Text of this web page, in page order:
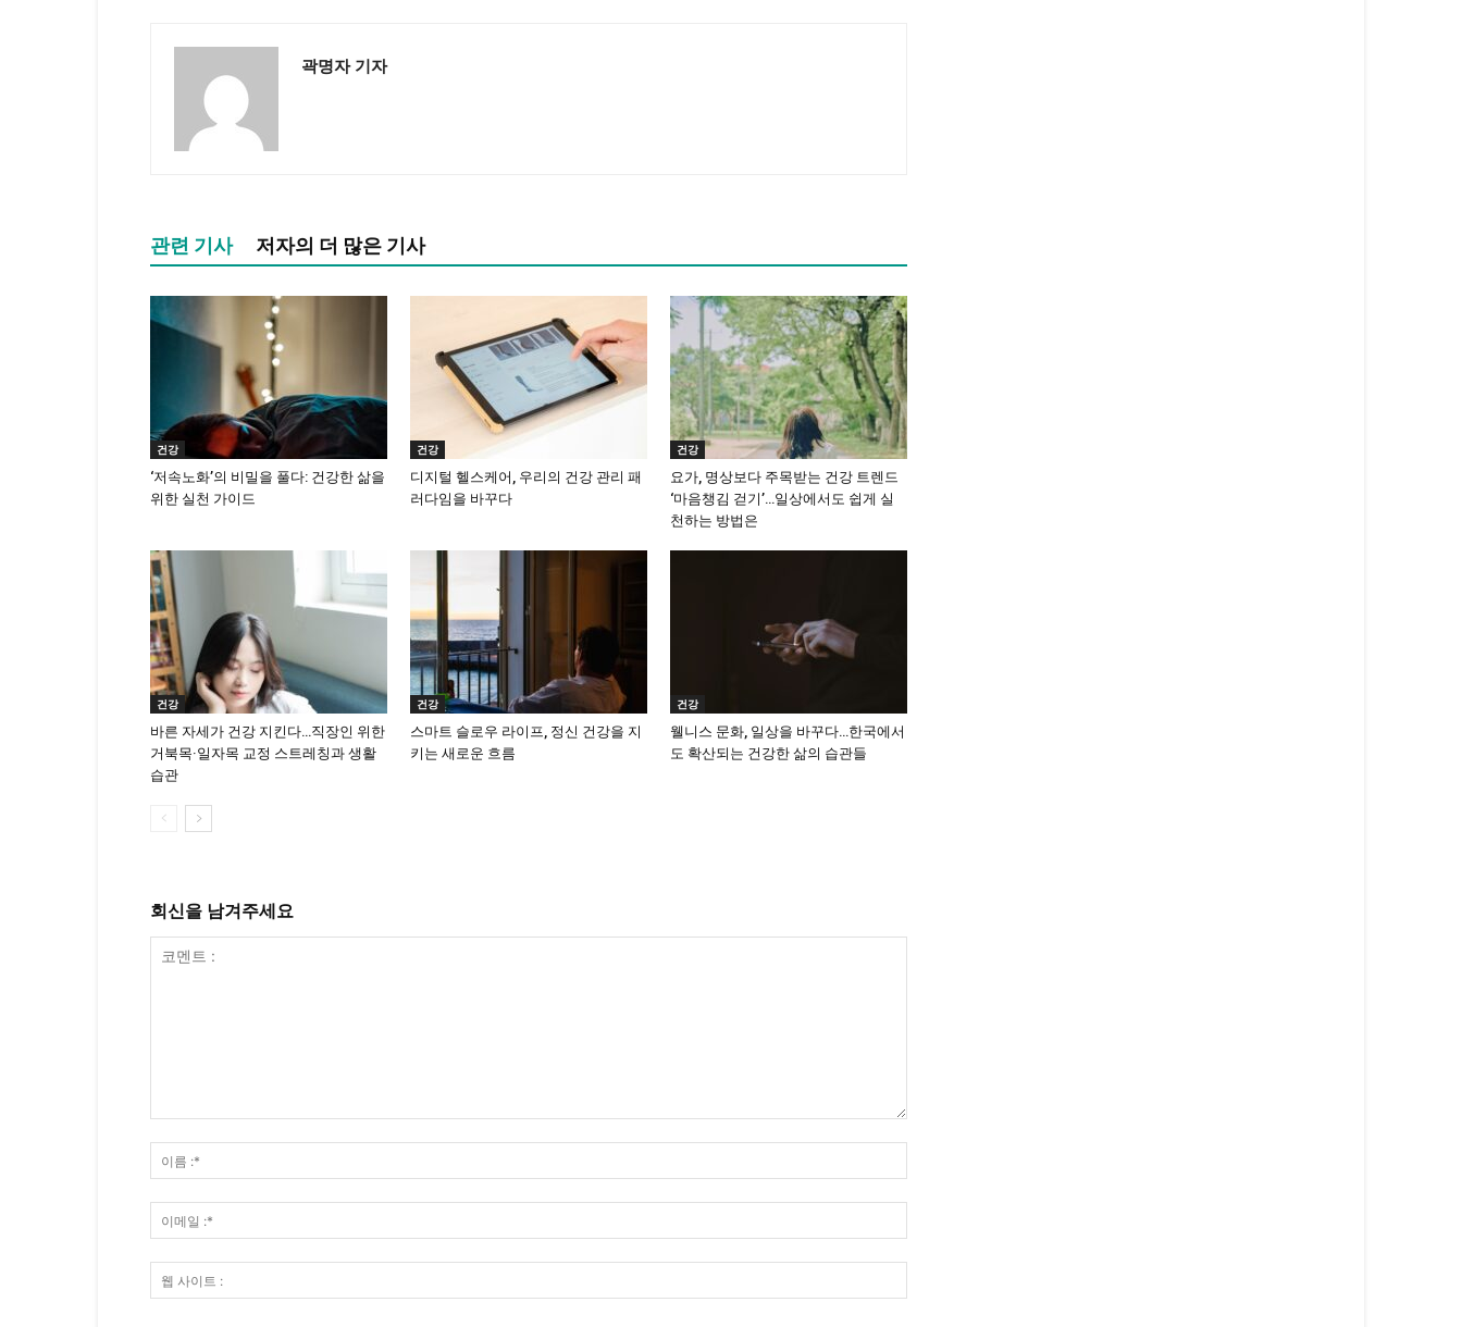
곽명자 기자
관련 기사 저자의 더 많은 기사
건강
‘저속노화’의 비밀을 풀다: 건강한 삶을
위한 실천 가이드
건강
디지털 헬스케어, 우리의 건강 관리 패
러다임을 바꾸다
건강
요가, 명상보다 주목받는 건강 트렌드
‘마음챙김 걷기’…일상에서도 쉽게 실
천하는 방법은
건강
바른 자세가 건강 지킨다…직장인 위한
거북목·일자목 교정 스트레칭과 생활
습관
건강
스마트 슬로우 라이프, 정신 건강을 지
키는 새로운 흐름
건강
웰니스 문화, 일상을 바꾸다…한국에서
도 확산되는 건강한 삶의 습관들
회신을 남겨주세요